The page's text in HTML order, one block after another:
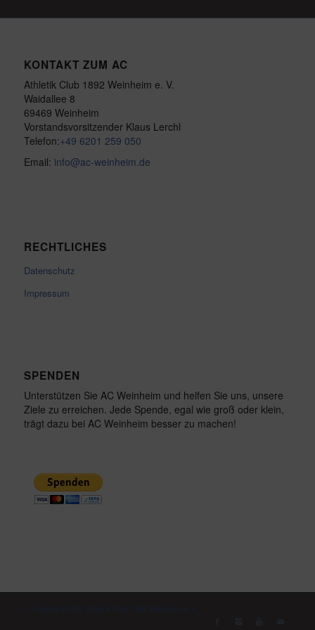
KONTAKT ZUM AC
Athletik Club 1892 Weinheim e. V.
Waidallee 8
69469 Weinheim
Vorstandsvorsitzender Klaus Lerchl
Telefon:+49 6201 259 050
Email: info@ac-weinheim.de
RECHTLICHES
Datenschutz
Impressum
SPENDEN
Unterstützen Sie AC Weinheim und helfen Sie uns, unsere
Ziele zu erreichen. Jede Spende, egal wie groß oder klein,
trägt dazu bei AC Weinheim besser zu machen!
© Copyright 2021 Athletik Club 1892 Weinheim e.V.